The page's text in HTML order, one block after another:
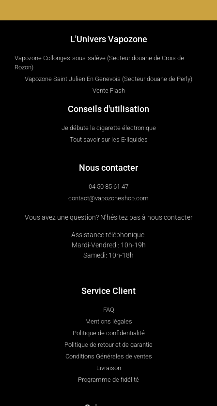
L'Univers Vapozone
Vapozone Collonges-sous-salève (Secteur douane de Crois de
Rozon)
Vapozone Saint Julien En Genevois (Secteur douane de Perly)
Vente Flash
Conseils d'utilisation
Je débute la cigarette électronique
Tout savoir sur les E-liquides
Nous contacter
04 50 85 61 47
contact@vapozoneshop.com
Vous avez une question? N’hésitez pas à nous contacter
Assistance téléphonique:
Mardi-Vendredi: 10h-19h
Samedi: 10h-18h
Service Client
FAQ
Mentions légales
Politique de confidentialité
Politique de retour et de garantie
Conditions Générales de ventes
Livraison
Programme de fidélité